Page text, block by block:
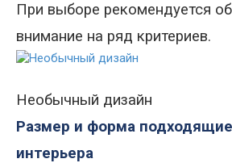
При выборе рекомендуется
внимание на ряд критериев.
Необычный дизайн
Размер и форма
интерьера